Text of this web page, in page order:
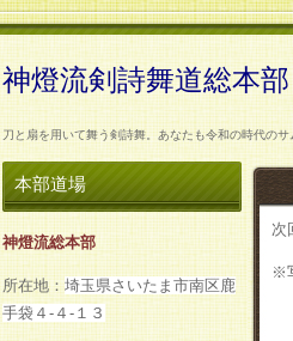
神燈流剣詩舞道総本部
刀と扇を用いて舞う剣詩舞。あなたも令和の時代のサ
次
※
本部道場
神燈流総本部
所在地： 埼玉県さいたま市南区鹿
手袋４-４-１３